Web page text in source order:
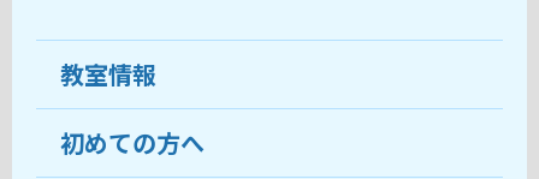
教室情報
教室について
初めての方へ